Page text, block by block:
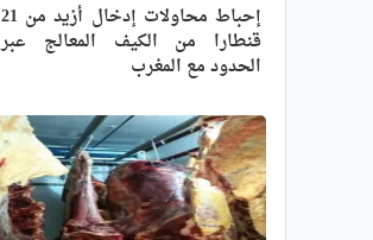
إحباط محاولات إدخال أزيد من 21
قنطارا من الكيف المعالج عبر
الحدود مع المغرب